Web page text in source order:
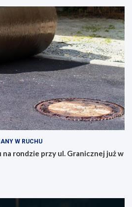
W RUCHU
rondzie przy ul. Granicznej już w